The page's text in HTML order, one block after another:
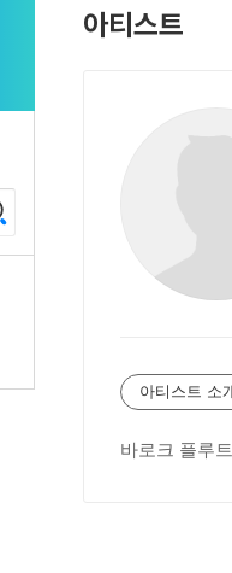
아티스트
아티스트 소
바로크 플루